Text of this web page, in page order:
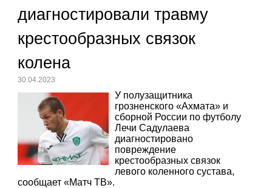
диагностировали травму
крестообразных связок
колена
30.04.2023
У полузащитника
грозненского «Ахмата» и
сборной России по футболу
Лечи Садулаева
диагностировано
повреждение
крестообразных связок
левого коленного сустава,
сообщает «Матч ТВ».